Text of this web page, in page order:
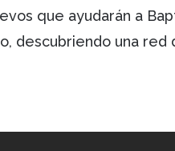
que ayudarán a
descubriendo una